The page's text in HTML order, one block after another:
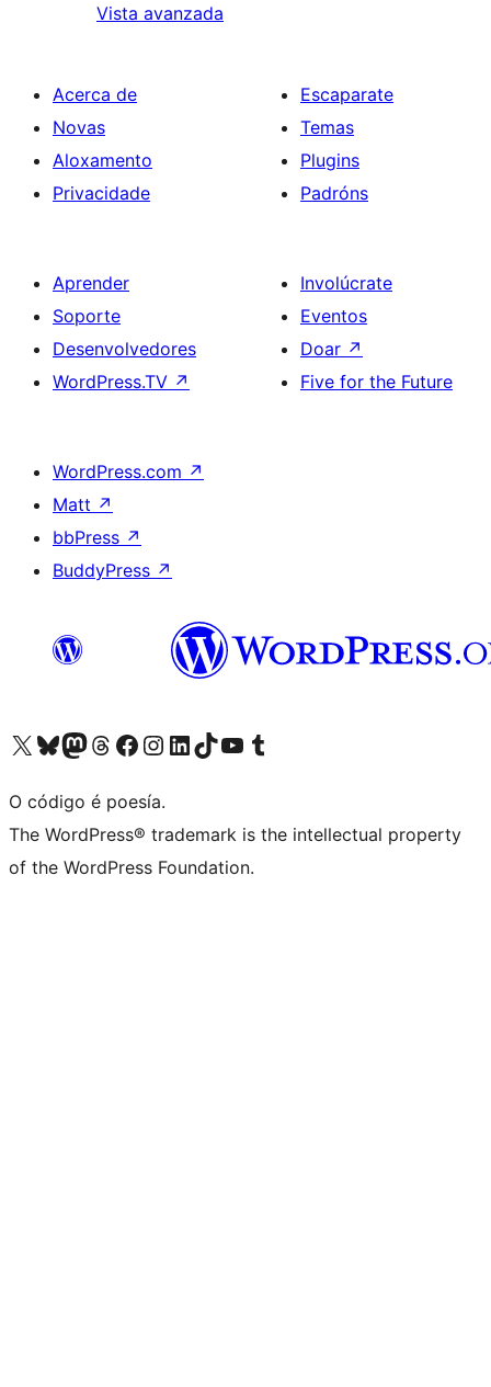
Vista avanzada
Acerca de
Novas
Aloxamento
Privacidade
Escaparate
Temas
Plugins
Padróns
Aprender
Soporte
Desenvolvedores
WordPress.TV ↗
Involúcrate
Eventos
Doar ↗
Five for the Future
WordPress.com ↗
Matt ↗
bbPress ↗
BuddyPress ↗
Visita la cuenta de X (anteriormente Twitter)
Visita a nosa conta de Bluesky
Visita a nosa conta de Mastodon
Visita a nosa conta de Threads
Visita a nosa páxina de Facebook
Visita a nosa conta de Instagram
Visita a nosa conta de LinkedIn
Visita a nosa conta de TikTok
Visita a nosa canle de YouTube
Visita a nosa conta de Tumblr
O código é poesía.
The WordPress® trademark is the intellectual property
of the WordPress Foundation.